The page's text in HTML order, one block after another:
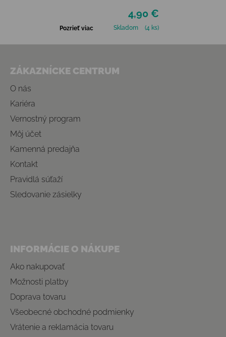
4,90 €
Pozrieť viac Skladom (4 ks)
ZÁKAZNÍCKE CENTRUM
O nás
Kariéra
Vernostný program
Môj účet
Kamenná predajňa
Kontakt
Pravidlá súťaží
Sledovanie zásielky
INFORMÁCIE O NÁKUPE
Ako nakupovať
Možnosti platby
Doprava tovaru
Všeobecné obchodné podmienky
Vrátenie a reklamácia tovaru